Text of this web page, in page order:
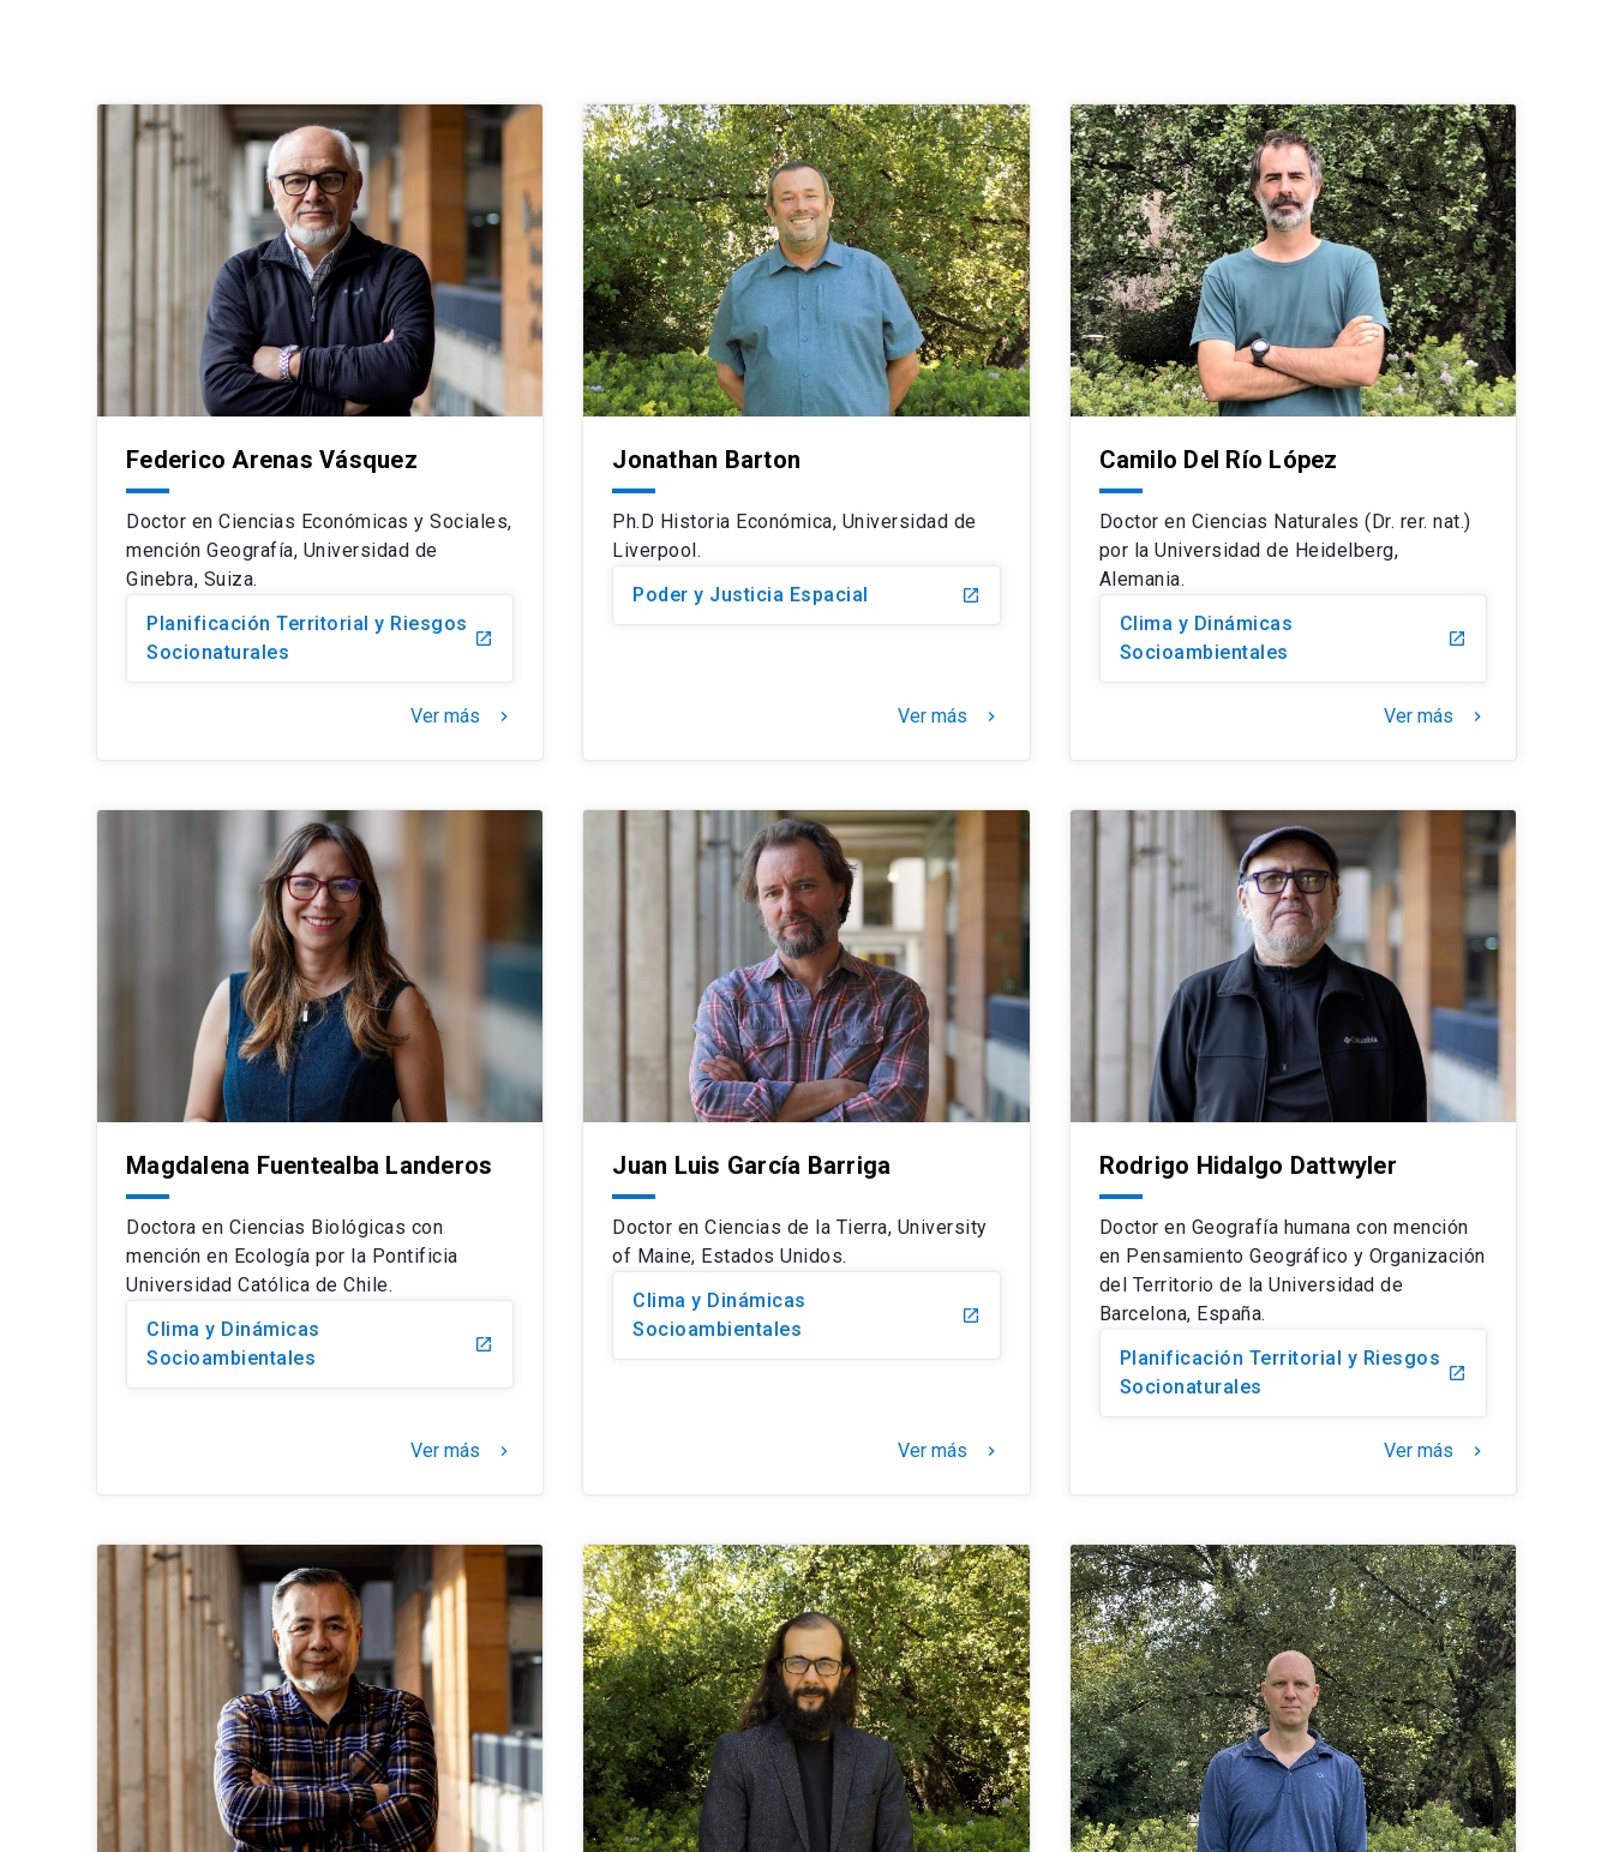
Federico Arenas Vásquez
Doctor en Ciencias Económicas y Sociales,
mención Geografía, Universidad de
Ginebra, Suiza.
Planificación Territorial y Riesgos
Socionaturales
launch
Ver más keyboard_arrow_right
Jonathan Barton
Ph.D Historia Económica, Universidad de
Liverpool.
Poder y Justicia Espacial
launch
Ver más keyboard_arrow_right
Camilo Del Río López
Doctor en Ciencias Naturales (Dr. rer. nat.)
por la Universidad de Heidelberg,
Alemania.
Clima y Dinámicas
Socioambientales
launch
Ver más keyboard_arrow_right
Magdalena Fuentealba Landeros
Doctora en Ciencias Biológicas con
mención en Ecología por la Pontificia
Universidad Católica de Chile.
Clima y Dinámicas
Socioambientales
launch
Ver más keyboard_arrow_right
Juan Luis García Barriga
Doctor en Ciencias de la Tierra, University
of Maine, Estados Unidos.
Clima y Dinámicas
Socioambientales
launch
Ver más keyboard_arrow_right
Rodrigo Hidalgo Dattwyler
Doctor en Geografía humana con mención
en Pensamiento Geográfico y Organización
del Territorio de la Universidad de
Barcelona, España.
Planificación Territorial y Riesgos
Socionaturales
launch
Ver más keyboard_arrow_right